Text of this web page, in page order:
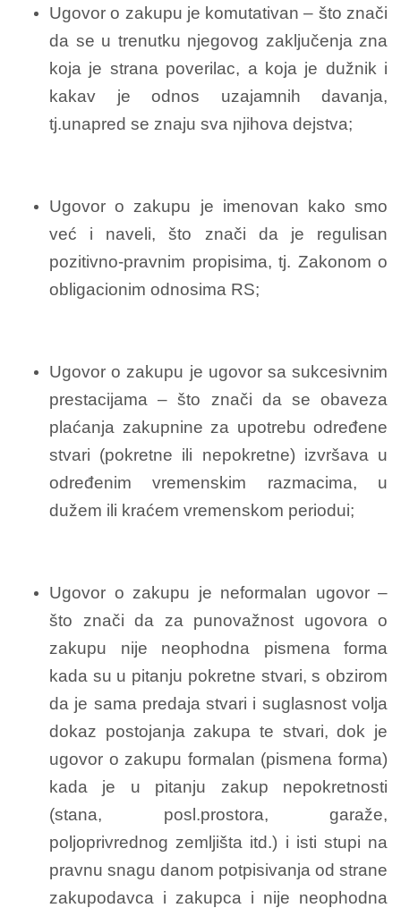
Ugovor o zakupu je komutativan – što znači
da se u trenutku njegovog zaključenja zna
koja je strana poverilac, a koja je dužnik i
kakav je odnos uzajamnih davanja,
tj.unapred se znaju sva njihova dejstva;
Ugovor o zakupu je imenovan kako smo
već i naveli, što znači da je regulisan
pozitivno-pravnim propisima, tj. Zakonom o
obligacionim odnosima RS;
Ugovor o zakupu je ugovor sa sukcesivnim
prestacijama – što znači da se obaveza
plaćanja zakupnine za upotrebu određene
stvari (pokretne ili nepokretne) izvršava u
određenim vremenskim razmacima, u
dužem ili kraćem vremenskom periodui;
Ugovor o zakupu je neformalan ugovor –
što znači da za punovažnost ugovora o
zakupu nije neophodna pismena forma
kada su u pitanju pokretne stvari, s obzirom
da je sama predaja stvari i suglasnost volja
dokaz postojanja zakupa te stvari, dok je
ugovor o zakupu formalan (pismena forma)
kada je u pitanju zakup nepokretnosti
(stana, posl.prostora, garaže,
poljoprivrednog zemljišta itd.) i isti stupi na
pravnu snagu danom potpisivanja od strane
zakupodavca i zakupca i nije neophodna